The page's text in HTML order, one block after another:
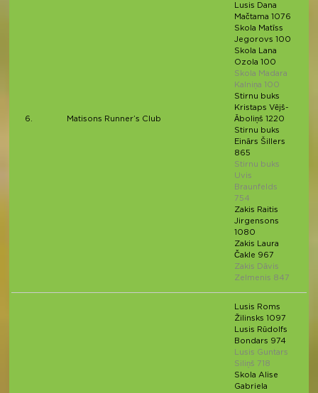
6. Matisons Runner’s Club
Lusis Dana
Mačtama 1076
Skola Matīss
Jegorovs 100
Skola Lana
Ozola 100
Skola Madara
Kalniņa 100
Stirnu buks
Kristaps Vējš-
Āboliņš 1220
Stirnu buks
Einārs Šillers
865
Stirnu buks
Uvis
Braunfelds
754
Zakis Raitis
Jirgensons
1080
Zakis Laura
Čakle 967
Zakis Dāvis
Zelmenis 847
Lusis Roms
Žilinsks 1097
Lusis Rūdolfs
Bondars 974
Lusis Guntars
Siliņš 718
Skola Alise
Gabriela